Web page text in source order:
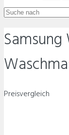
Samsung
Preisvergleich